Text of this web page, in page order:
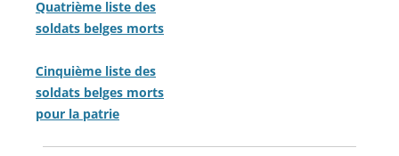
Quatrième liste des
soldats belges morts
Cinquième liste des
soldats belges morts
pour la patrie